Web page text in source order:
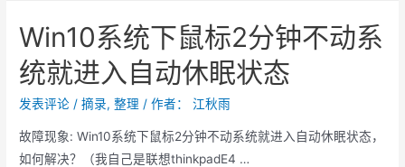
Win10系统下鼠标2分钟不动系
统就进入自动休眠状态
发表评论 /摘录,整理 / 作者： 江秋雨
故障现象: Win10系统下鼠标2分钟不动系统就进入自动休眠状态，
如何解决？（我自己是联想thinkpadE4 …